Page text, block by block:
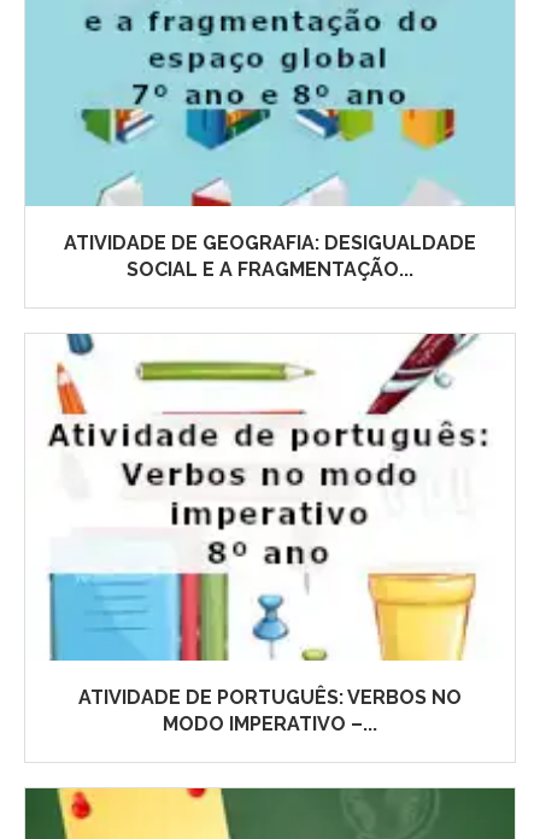
ATIVIDADE DE GEOGRAFIA: DESIGUALDADE
SOCIAL E A FRAGMENTAÇÃO...
ATIVIDADE DE PORTUGUÊS: VERBOS NO
MODO IMPERATIVO –...